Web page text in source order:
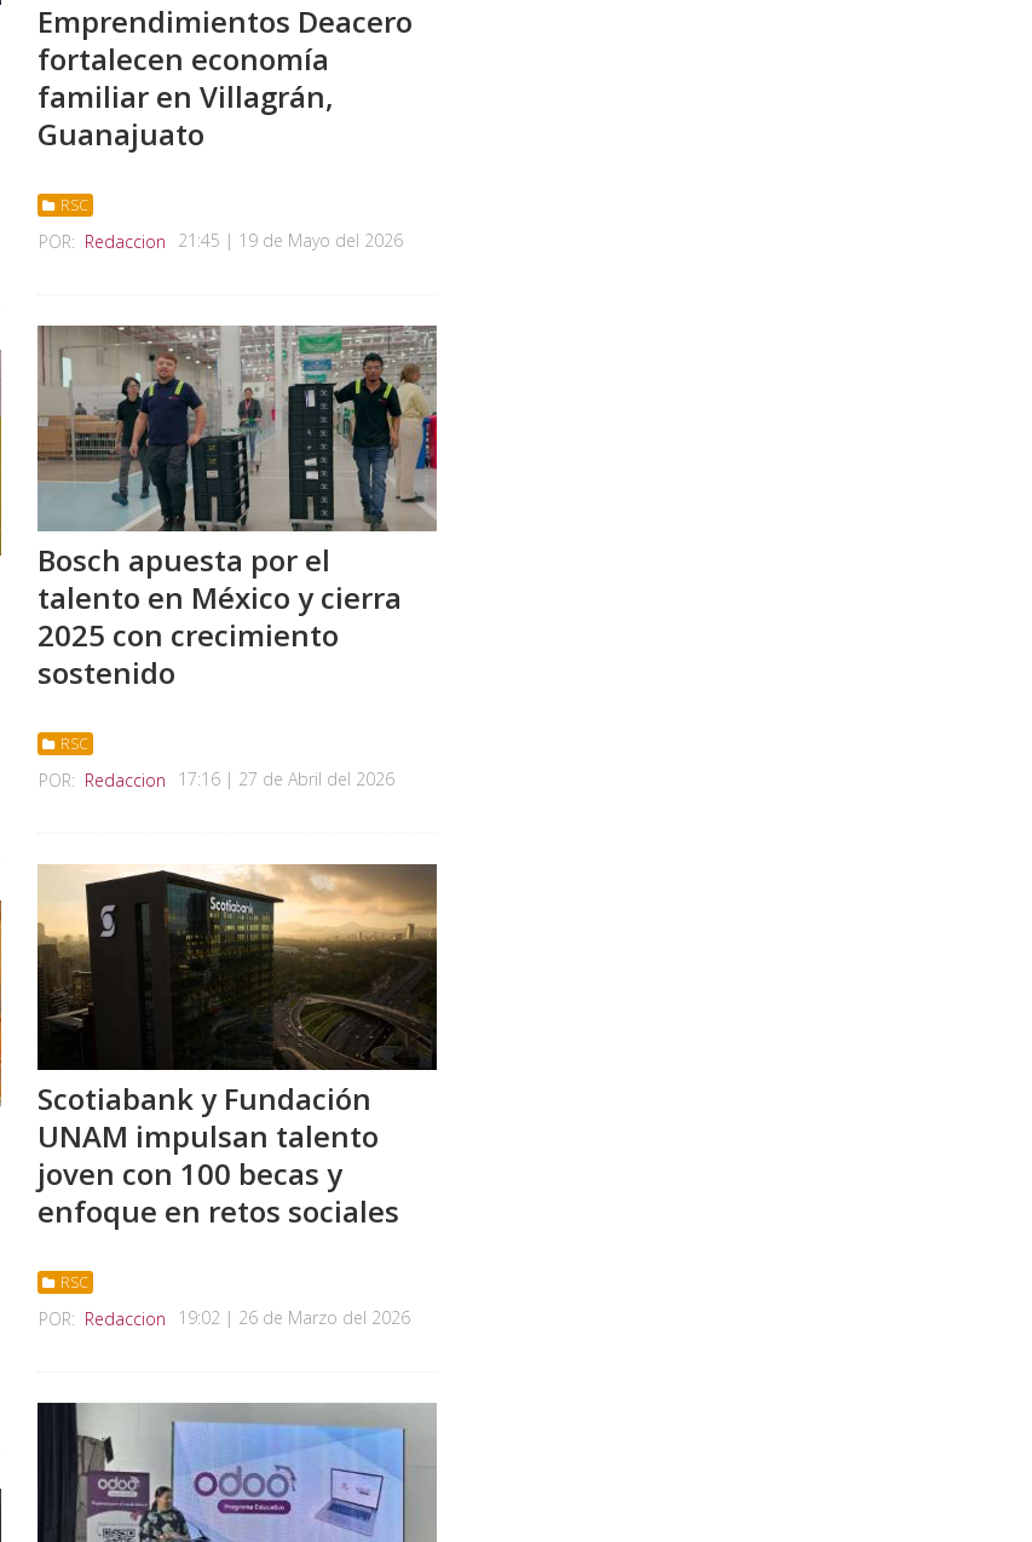
Emprendimientos Deacero
fortalecen economía
familiar en Villagrán,
Guanajuato
RSC
POR: Redaccion 21:45 | 19 de Mayo del 2026
Bosch apuesta por el
talento en México y cierra
2025 con crecimiento
sostenido
RSC
POR: Redaccion 17:16 | 27 de Abril del 2026
Scotiabank y Fundación
UNAM impulsan talento
joven con 100 becas y
enfoque en retos sociales
RSC
POR: Redaccion 19:02 | 26 de Marzo del 2026